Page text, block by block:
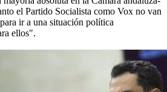
el Partido Socialista como Vox no van
ir a una situación política
ellos".